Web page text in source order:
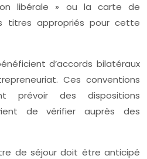
libérale » ou la carte de
titres appropriés pour cette
d’accords bilatéraux
Ces conventions
prévoir des dispositions
de vérifier auprès des
de séjour doit être anticipé